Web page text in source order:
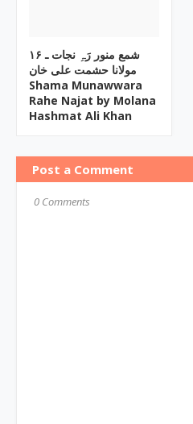
۱۶ شمع منور رَہِ نجات ـ
مولانا حشمت علی خان
Shama Munawwara
Rahe Najat by Molana
Hashmat Ali Khan
Post a Comment
0 Comments